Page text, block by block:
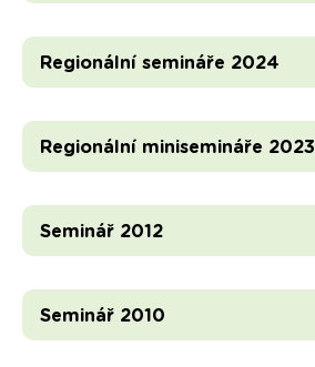
Regionální semináře 2024
Regionální minisemináře 2023
Seminář 2012
Seminář 2010